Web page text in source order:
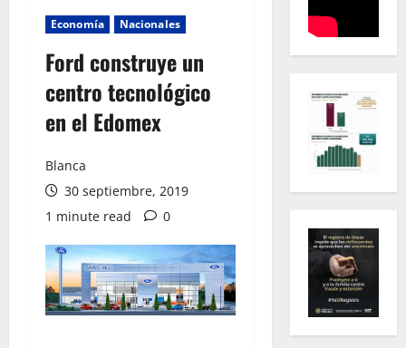
Economía Nacionales
Ford construye un
centro tecnológico
en el Edomex
Blanca
30 septiembre, 2019
1 minute read
0